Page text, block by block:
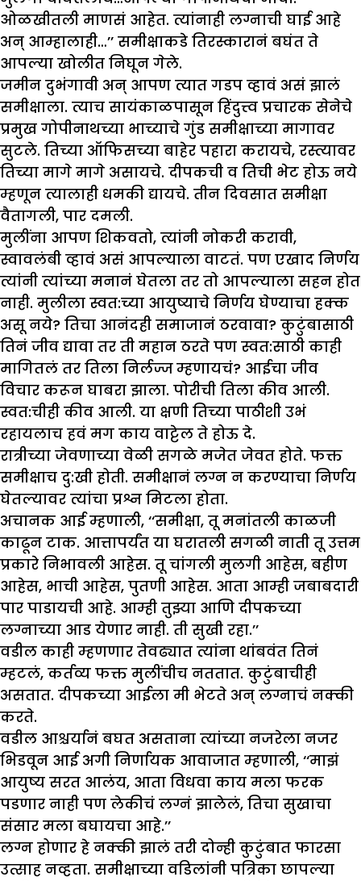
ओळखीतली माणसं आहेत. त्यांनाही लग्नाची घाई आहे
अन् आम्हालाही…’’ समीक्षाकडे तिरस्कारानं बघंत ते
आपल्या खोलीत निघून गेले.
जमीन दुभंगावी अन् आपण त्यात गडप व्हावं असं झालं
समीक्षाला. त्याच सायंकाळपासून हिंदुत्त्व प्रचारक सेनेचे
प्रमुख गोपीनाथच्या भाच्याचे गुंड समीक्षाच्या मागावर
सुटले. तिच्या ऑफिसच्या बाहेर पहारा करायचे, रस्त्यावर
तिच्या मागे मागे असायचे. दीपकची व तिची भेट होऊ नये
म्हणून त्यालाही धमकी द्यायचे. तीन दिवसात समीक्षा
वैतागली, पार दमली.
मुलींना आपण शिकवतो, त्यांनी नोकरी करावी,
स्वावलंबी व्हावं असं आपल्याला वाटतं. पण एखाद निर्णय
त्यांनी त्यांच्या मनानं घेतला तर तो आपल्याला सहन होत
नाही. मुलीला स्वत:च्या आयुष्याचे निर्णय घेण्याचा हक्क
असू नये? तिचा आनंदही समाजानं ठरवावा? कुटुंबासाठी
तिनं जीव द्यावा तर ती महान ठरते पण स्वत:साठी काही
मागितलं तर तिला निर्लज्ज म्हणायचं? आईचा जीव
विचार करून घाबरा झाला. पोरीची तिला कीव आली.
स्वत:चीही कीव आली. या क्षणी तिच्या पाठीशी उभं
रहायलाच हवं मग काय वाट्टेल ते होऊ दे.
रात्रीच्या जेवणाच्या वेळी सगळे मजेत जेवत होते. फक्त
समीक्षाच दु:खी होती. समीक्षानं लग्न न करण्याचा निर्णय
घेतल्यावर त्यांचा प्रश्न मिटला होता.
अचानक आई म्हणाली, ‘‘समीक्षा, तू मनांतली काळजी
काढून टाक. आत्तापर्यंत या घरातली सगळी नाती तू उत्तम
प्रकारे निभावली आहेस. तू चांगली मुलगी आहेस, बहीण
आहेस, भाची आहेस, पुतणी आहेस. आता आम्ही जबाबदारी
पार पाडायची आहे. आम्ही तुझ्या आणि दीपकच्या
लग्नाच्या आड येणार नाही. ती सुखी रहा.’’
वडील काही म्हणणार तेवढ्यात त्यांना थांबवंत तिनं
म्हटलं, कर्तव्य फक्त मुलींचीच नततात. कुटुंबाचीही
असतात. दीपकच्या आईला मी भेटते अन् लग्नाचं नक्की
करते.
वडील आश्चर्यानं बघत असताना त्यांच्या नजरेला नजर
भिडवून आई अगी निर्णायक आवाजात म्हणाली, ‘‘माझं
आयुष्य सरत आलंय, आता विधवा काय मला फरक
पडणार नाही पण लेकीचं लग्नं झालेलं, तिचा सुखाचा
संसार मला बघायचा आहे.’’
लग्न होणार हे नक्की झालं तरी दोन्ही कुटुंबात फारसा
उत्साह नव्हता. समीक्षाच्या वडिलांनी पत्रिका छापल्या